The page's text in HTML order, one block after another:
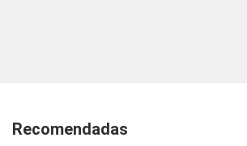
Recomendadas